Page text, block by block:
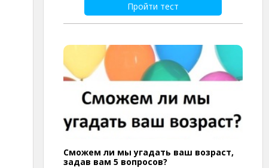
Пройти тест
Сможем ли мы угадать ваш возраст,
задав вам 5 вопросов?